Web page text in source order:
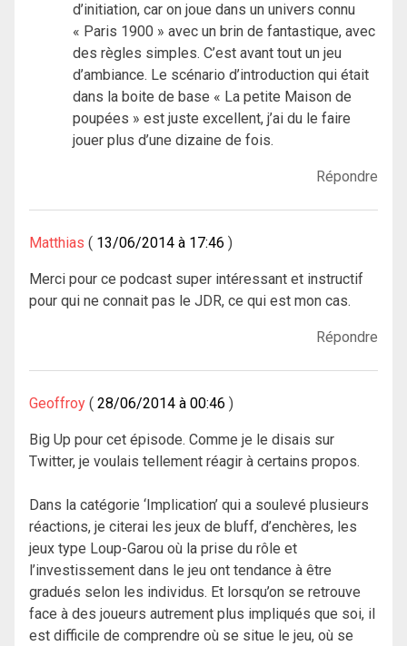
d’initiation, car on joue dans un univers connu
« Paris 1900 » avec un brin de fantastique, avec
des règles simples. C’est avant tout un jeu
d’ambiance. Le scénario d’introduction qui était
dans la boite de base « La petite Maison de
poupées » est juste excellent, j’ai du le faire
jouer plus d’une dizaine de fois.
Répondre
Matthias 13/06/2014 à 17:46
Merci pour ce podcast super intéressant et instructif
pour qui ne connait pas le JDR, ce qui est mon cas.
Répondre
Geoffroy 28/06/2014 à 00:46
Big Up pour cet épisode. Comme je le disais sur
Twitter, je voulais tellement réagir à certains propos.
Dans la catégorie ‘Implication’ qui a soulevé plusieurs
réactions, je citerai les jeux de bluff, d’enchères, les
jeux type Loup-Garou où la prise du rôle et
l’investissement dans le jeu ont tendance à être
gradués selon les individus. Et lorsqu’on se retrouve
face à des joueurs autrement plus impliqués que soi, il
est difficile de comprendre où se situe le jeu, où se